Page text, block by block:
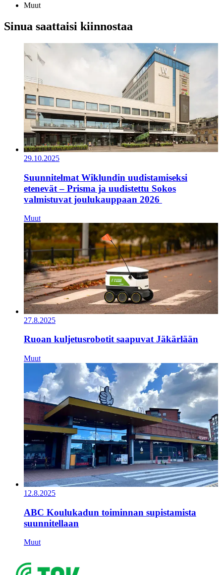
Muut
Sinua saattaisi kiinnostaa
29.10.2025
Suunnitelmat Wiklundin uudistamiseksi
etenevät – Prisma ja uudistettu Sokos
valmistuvat joulukauppaan 2026
Muut
27.8.2025
Ruoan kuljetusrobotit saapuvat Jäkärlään
Muut
12.8.2025
ABC Koulukadun toiminnan supistamista
suunnitellaan
Muut